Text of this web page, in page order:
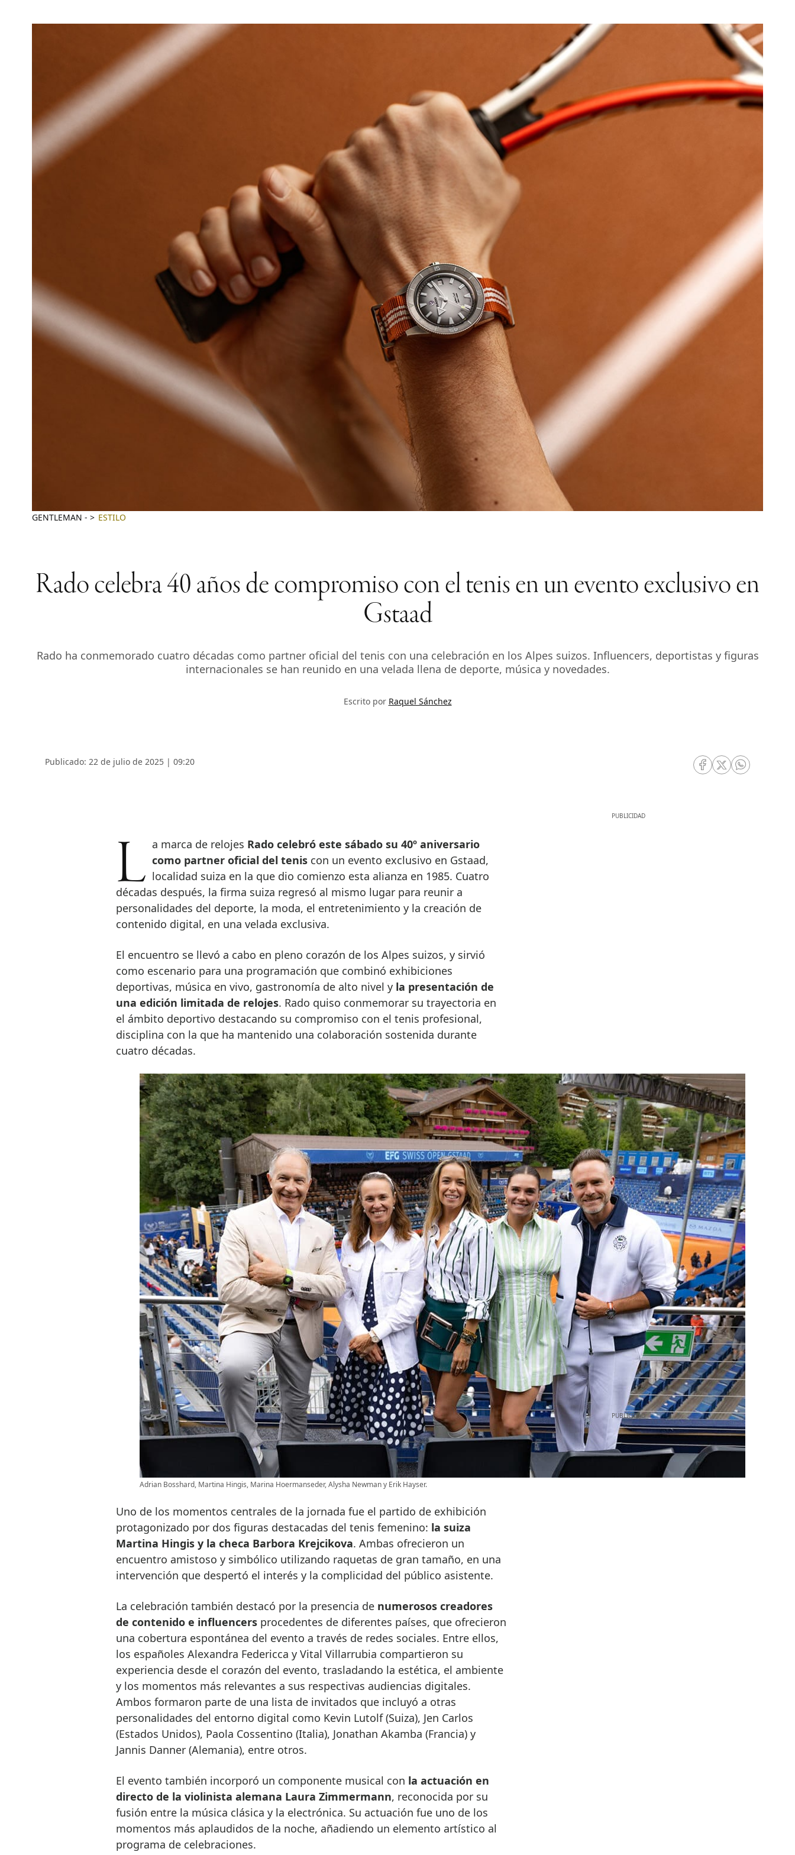
GENTLEMAN - ESTILO
Rado celebra 40 años de compromiso con el tenis en un evento exclusivo en
Gstaad
Rado ha conmemorado cuatro décadas como partner oficial del tenis con una celebración en los Alpes suizos. Influencers, deportistas y figuras
internacionales se han reunido en una velada llena de deporte, música y novedades.
Escrito por Raquel Sánchez
Publicado: 22 de julio de 2025 | 09:20
RRSS Facebook
RRSS Twitter
RRSS
La marca de relojes Rado celebró este sábado su 40º aniversario
como partner oficial del tenis con un evento exclusivo en Gstaad,
localidad suiza en la que dio comienzo esta alianza en 1985. Cuatro
décadas después, la firma suiza regresó al mismo lugar para reunir a
personalidades del deporte, la moda, el entretenimiento y la creación de
contenido digital, en una velada exclusiva.
El encuentro se llevó a cabo en pleno corazón de los Alpes suizos, y sirvió
como escenario para una programación que combinó exhibiciones
deportivas, música en vivo, gastronomía de alto nivel y la presentación de
una edición limitada de relojes. Rado quiso conmemorar su trayectoria en
el ámbito deportivo destacando su compromiso con el tenis profesional,
disciplina con la que ha mantenido una colaboración sostenida durante
cuatro décadas.
Adrian Bosshard, Martina Hingis, Marina Hoermanseder, Alysha Newman y Erik Hayser.
Uno de los momentos centrales de la jornada fue el partido de exhibición
protagonizado por dos figuras destacadas del tenis femenino: la suiza
Martina Hingis y la checa Barbora Krejcikova. Ambas ofrecieron un
encuentro amistoso y simbólico utilizando raquetas de gran tamaño, en una
intervención que despertó el interés y la complicidad del público asistente.
La celebración también destacó por la presencia de numerosos creadores
de contenido e influencersprocedentes de diferentes países, que ofrecieron
una cobertura espontánea del evento a través de redes sociales. Entre ellos,
los españoles Alexandra Federicca y Vital Villarrubia compartieron su
experiencia desde el corazón del evento, trasladando la estética, el ambiente
y los momentos más relevantes a sus respectivas audiencias digitales.
Ambos formaron parte de una lista de invitados que incluyó a otras
personalidades del entorno digital como Kevin Lutolf (Suiza), Jen Carlos
(Estados Unidos), Paola Cossentino (Italia), Jonathan Akamba (Francia) y
Jannis Danner (Alemania), entre otros.
El evento también incorporó un componente musical con la actuación en
directo de la violinista alemana Laura Zimmermann, reconocida por su
fusión entre la música clásica y la electrónica. Su actuación fue uno de los
momentos más aplaudidos de la noche, añadiendo un elemento artístico al
programa de celebraciones.